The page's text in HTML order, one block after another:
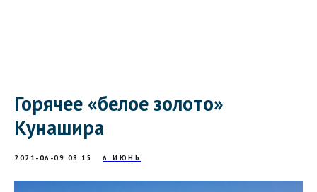
Горячее «белое золото»
Кунашира
2021-06-09 08:15 6 ИЮНЬ